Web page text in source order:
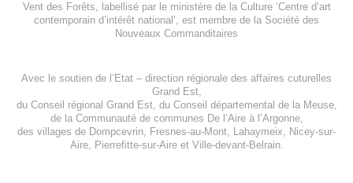
Vent des Forêts, labellisé par le ministère de la Culture ‘Centre d’art
contemporain d’intérêt national’, est membre de la Société des
Nouveaux Commanditaires
Avec le soutien de l’ Etat – direction régionale des affaires cuturelles
Grand Est,
du Conseil régional Grand Est, du Conseil départemental de la Meuse,
de la Communauté de communes De l’Aire à l’Argonne,
des villages de Dompcevrin, Fresnes-au-Mont, Lahaymeix, Nicey-sur-
Aire, Pierrefitte-sur-Aireet Ville-devant-Belrain.